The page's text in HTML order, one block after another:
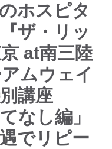
ホスピタ
ザ・リッ
at南三陸
ムウェイ
講座
なし編」
でリピー